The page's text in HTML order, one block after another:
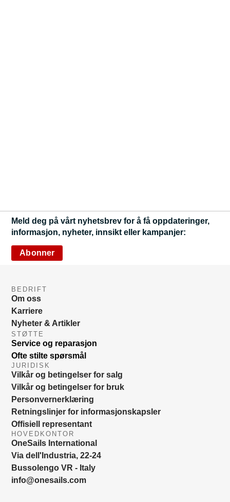
Meld deg på vårt nyhetsbrev for å få oppdateringer,
informasjon, nyheter, innsikt eller kampanjer:
Abonner
BEDRIFT
Om oss
Karriere
Nyheter & Artikler
STØTTE
Service og reparasjon
Ofte stilte spørsmål
JURIDISK
Vilkår og betingelser for salg
Vilkår og betingelser for bruk
Personvernerklæring
Retningslinjer for informasjonskapsler
Offisiell representant
HOVEDKONTOR
OneSails International
Via dell'Industria, 22-24
Bussolengo VR - Italy
info@onesails.com